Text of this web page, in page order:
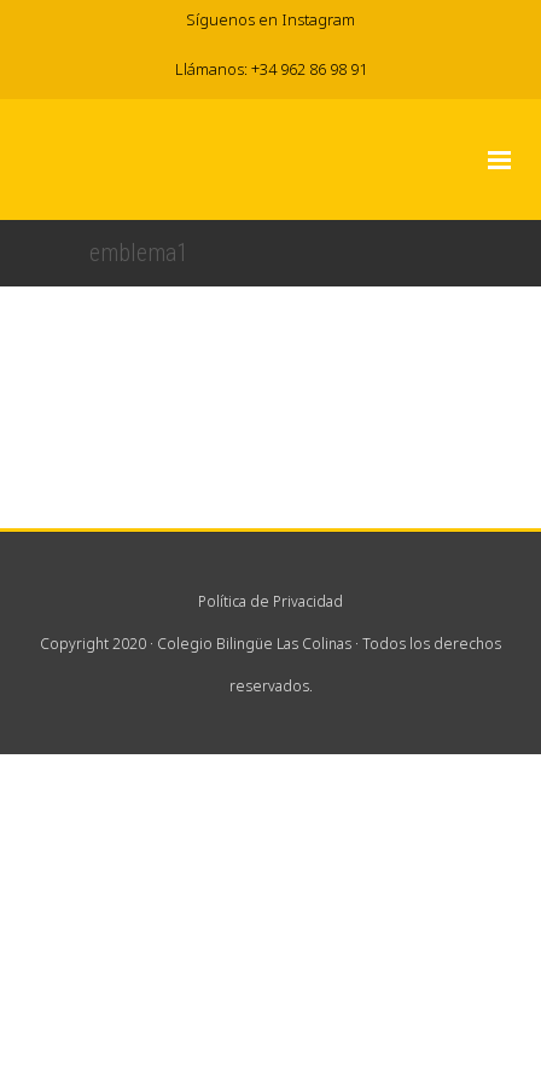
Síguenos en Instagram
Llámanos: +34 962 86 98 91
emblema1
Política de Privacidad
Copyright 2020 · Colegio Bilingüe Las Colinas · Todos los derechos
reservados.